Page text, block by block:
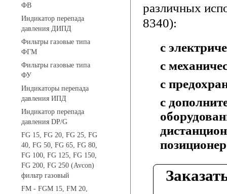
ФВ
Индикатор перепада
давления ДИПД
Фильтры газовые типа
ФГМ
Фильтры газовые типа
ФУ
Индикаторы перепада
давления ИПД
Индикатор перепада
давления DP/G
FG 15, FG 20, FG 25, FG
40, FG 50, FG 65, FG 80,
FG 100, FG 125, FG 150,
FG 200, FG 250 (Avcon)
фильтр газовый
FM - FGM 15, FM 20,
различных
8340):
с
с
с
с